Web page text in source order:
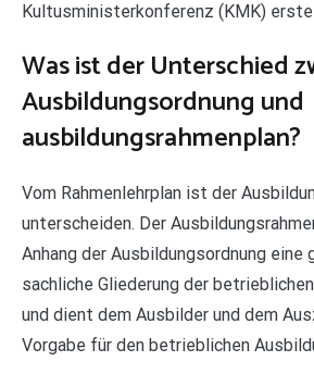
Kultusministerkonferenz (KMK)
Was ist der Unterschied
Ausbildungsordnung und
ausbildungsrahmenplan?
Vom Rahmenlehrplan ist der
unterscheiden. Der
Anhang der Ausbildungsordnung
sachliche Gliederung der
und dient dem Ausbilder und dem
Vorgabe für den betrieblichen